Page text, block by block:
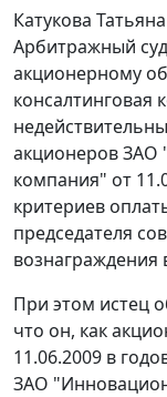
Катукова
Арбитражный
акционерному
консалтинговая
акционеров ЗАО
компания" от
критериев
председателя
вознаграждения
При этом истец
что он, как
11.06.2009 в
ЗАО